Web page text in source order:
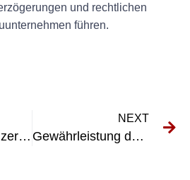
und rechtlichen
führen.
So werden Sie zertifizierter UVV-Sachkundiger: Eine Schritt-für-Schritt-Anleitung
NEXT
Gewährleistung der Sicherheit im Eisenbahnbau: Prüfung tragbarer Geräte